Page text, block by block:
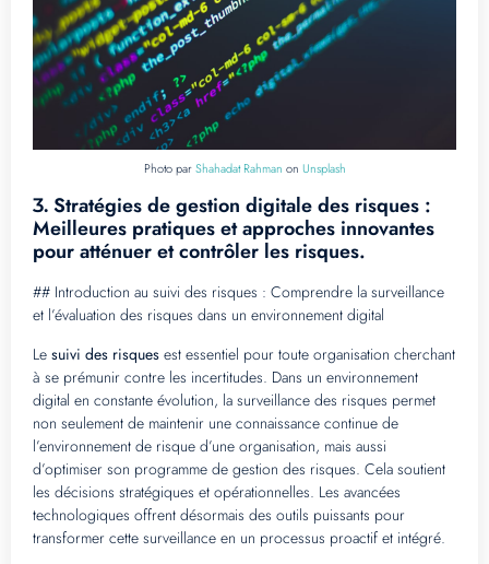
Photo parShahadat Rahman on Unsplash
3. Stratégies de gestion digitale des risques :
Meilleures pratiques et approches innovantes
pour atténuer et contrôler les risques.
## Introduction au suivi des risques : Comprendre la surveillance
et l’évaluation des risques dans un environnement digital
Le suivi des risques est essentiel pour toute organisation cherchant
à se prémunir contre les incertitudes. Dans un environnement
digital en constante évolution, la surveillance des risques permet
non seulement de maintenir une connaissance continue de
l’environnement de risque d’une organisation, mais aussi
d’optimiser son programme de gestion des risques. Cela soutient
les décisions stratégiques et opérationnelles. Les avancées
technologiques offrent désormais des outils puissants pour
transformer cette surveillance en un processus proactif et intégré.